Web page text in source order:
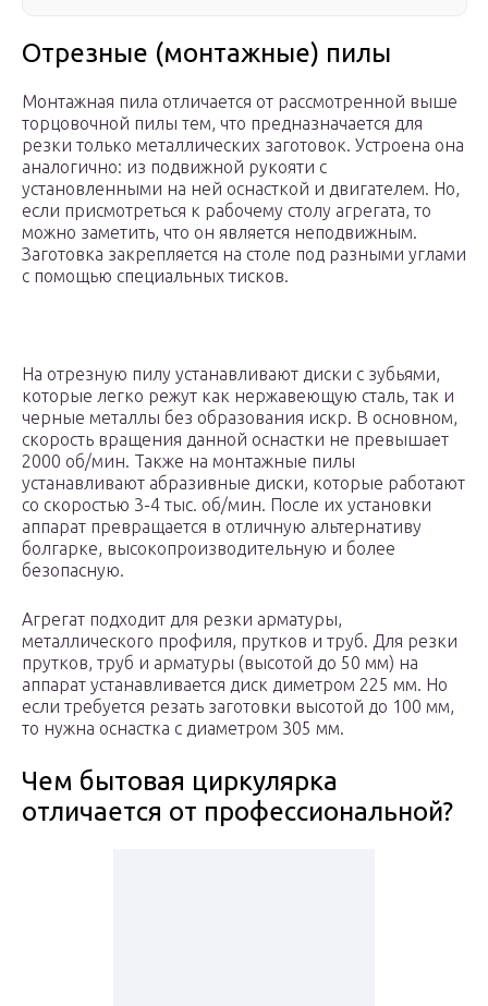
Отрезные (монтажные) пилы
Монтажная пила отличается от рассмотренной выше
торцовочной пилы тем, что предназначается для
резки только металлических заготовок. Устроена она
аналогично: из подвижной рукояти с
установленными на ней оснасткой и двигателем. Но,
если присмотреться к рабочему столу агрегата, то
можно заметить, что он является неподвижным.
Заготовка закрепляется на столе под разными углами
с помощью специальных тисков.
На отрезную пилу устанавливают диски с зубьями,
которые легко режут как нержавеющую сталь, так и
черные металлы без образования искр. В основном,
скорость вращения данной оснастки не превышает
2000 об/мин. Также на монтажные пилы
устанавливают абразивные диски, которые работают
со скоростью 3-4 тыс. об/мин. После их установки
аппарат превращается в отличную альтернативу
болгарке, высокопроизводительную и более
безопасную.
Агрегат подходит для резки арматуры,
металлического профиля, прутков и труб. Для резки
прутков, труб и арматуры (высотой до 50 мм) на
аппарат устанавливается диск диметром 225 мм. Но
если требуется резать заготовки высотой до 100 мм,
то нужна оснастка с диаметром 305 мм.
Чем бытовая циркулярка
отличается от профессиональной?